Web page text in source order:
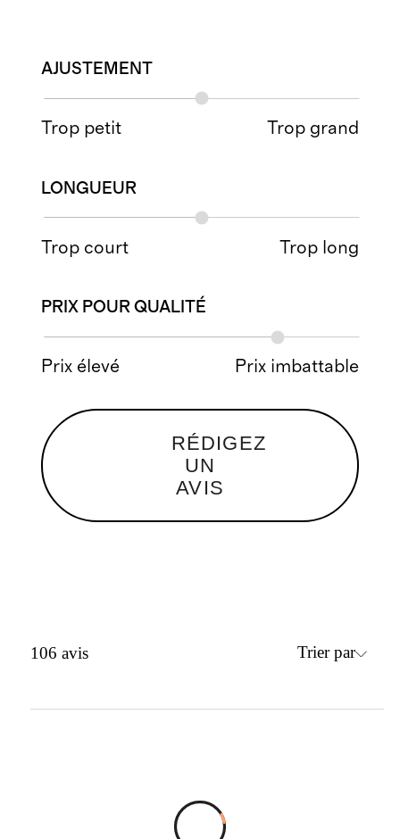
AJUSTEMENT
Trop petit Trop grand
LONGUEUR
Trop court Trop long
PRIX POUR QUALITÉ
Prix élevé Prix imbattable
RÉDIGEZ
UN
AVIS
106 avis Trier par